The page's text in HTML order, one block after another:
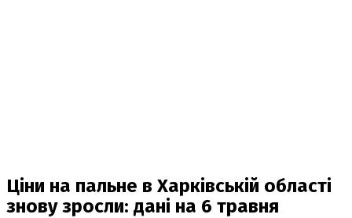
Ціни на пальне в Харківській області
знову зросли: дані на 6 травня